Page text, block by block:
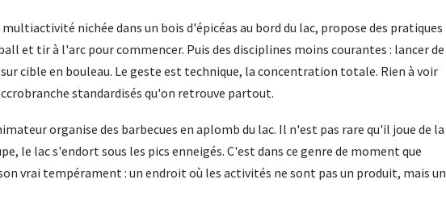
multiactivité nichée dans un bois d'épicéas au bord du lac, propose des pratiques
et tir à l'arc pour commencer. Puis des disciplines moins courantes : lancer de
cible en bouleau. Le geste est technique, la concentration totale. Rien à voir
standardisés qu'on retrouve partout.
organise des barbecues en aplomb du lac. Il n'est pas rare qu'il joue de la
le lac s'endort sous les pics enneigés. C'est dans ce genre de moment que
vrai tempérament : un endroit où les activités ne sont pas un produit, mais un